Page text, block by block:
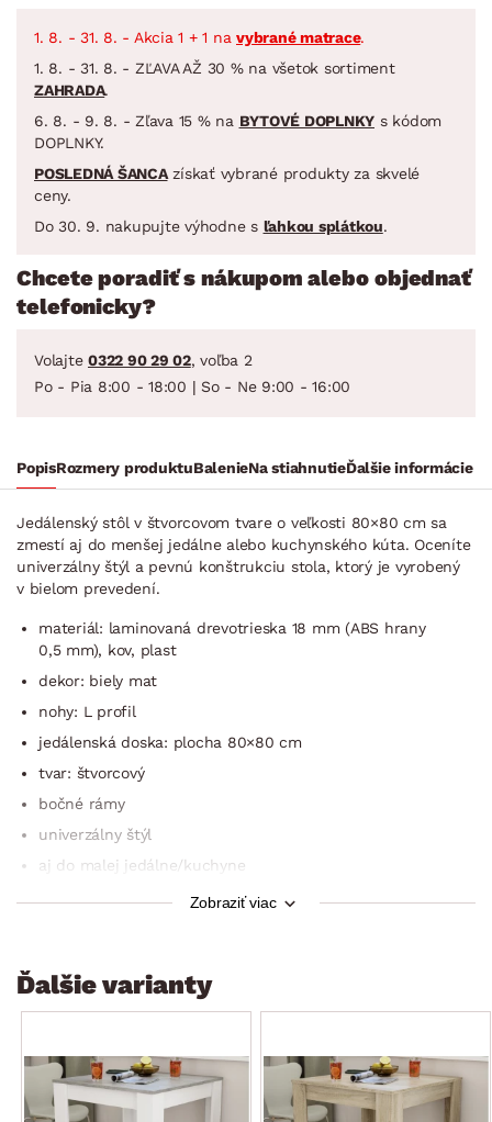
1. 8. - 31. 8. - Akcia 1 + 1 na vybrané matrace.
1. 8. - 31. 8. - ZĽAVA AŽ 30 % na všetok sortiment
ZAHRADA.
6. 8. - 9. 8. - Zľava 15 % na BYTOVÉ DOPLNKY s kódom
DOPLNKY.
POSLEDNÁ ŠANCAzískať vybrané produkty za skvelé
ceny.
Do 30. 9. nakupujte výhodne s ľahkou splátkou.
Chcete poradiť s nákupom alebo objednať
telefonicky?
Volajte 0322 90 29 02, voľba 2
Po - Pia 8:00 - 18:00 | So - Ne 9:00 - 16:00
PopisRozmery produktuBalenieNa stiahnutieĎalšie informácie
Jedálenský stôl v štvorcovom tvare o veľkosti 80×80 cm sa
zmestí aj do menšej jedálne alebo kuchynského kúta. Oceníte
univerzálny štýl a pevnú konštrukciu stola, ktorý je vyrobený
v bielom prevedení.
materiál: laminovaná drevotrieska 18 mm (ABS hrany
0,5 mm), kov, plast
dekor: biely mat
nohy: L profil
jedálenská doska: plocha 80×80 cm
tvar: štvorcový
bočné rámy
univerzálny štýl
aj do malej jedálne/kuchyne
voľná šírka medzi nohami stola: 57 cm
Zobraziť viac
Ďalšie varianty